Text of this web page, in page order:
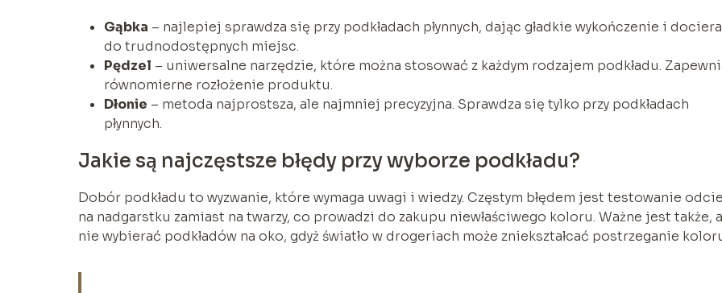
Gąbka – najlepiej sprawdza się przy podkładach płynnych, dając gładkie wykończenie i
do trudnodostępnych miejsc.
Pędzel – uniwersalne narzędzie, które można stosować z każdym rodzajem podkładu.
równomierne rozłożenie produktu.
Dłonie – metoda najprostsza, ale najmniej precyzyjna. Sprawdza się tylko przy podkładach
płynnych.
Jakie są najczęstsze błędy przy wyborze podkładu?
Dobór podkładu to wyzwanie, które wymaga uwagi i wiedzy. Częstym błędem jest testowanie
na nadgarstku zamiast na twarzy, co prowadzi do zakupu niewłaściwego koloru. Ważne jest także,
nie wybierać podkładów na oko, gdyż światło w drogeriach może zniekształcać postrzeganie